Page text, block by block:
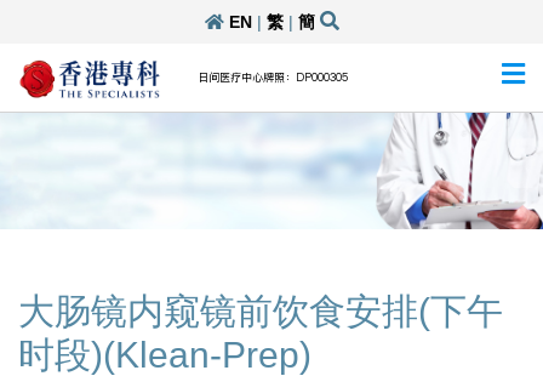
EN| 繁| 簡
日间医疗中心牌照：DP000305
大肠镜内窥镜前饮食安排(下午
时段)(Klean-Prep)